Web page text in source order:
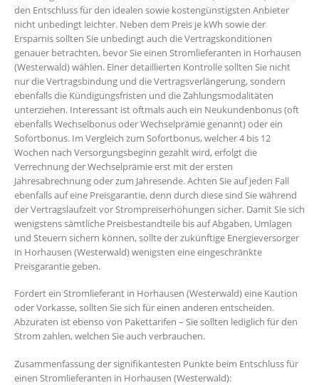
den Entschluss für den idealen sowie kostengünstigsten Anbieter
nicht unbedingt leichter. Neben dem Preis je kWh sowie der
Ersparnis sollten Sie unbedingt auch die Vertragskonditionen
genauer betrachten, bevor Sie einen Stromlieferanten in Horhausen
(Westerwald) wählen. Einer detaillierten Kontrolle sollten Sie nicht
nur die Vertragsbindung und die Vertragsverlängerung, sondern
ebenfalls die Kündigungsfristen und die Zahlungsmodalitäten
unterziehen. Interessant ist oftmals auch ein Neukundenbonus (oft
ebenfalls Wechselbonus oder Wechselprämie genannt) oder ein
Sofortbonus. Im Vergleich zum Sofortbonus, welcher 4 bis 12
Wochen nach Versorgungsbeginn gezahlt wird, erfolgt die
Verrechnung der Wechselprämie erst mit der ersten
Jahresabrechnung oder zum Jahresende. Achten Sie auf jeden Fall
ebenfalls auf eine Preisgarantie, denn durch diese sind Sie während
der Vertragslaufzeit vor Strompreiserhöhungen sicher. Damit Sie sich
wenigstens sämtliche Preisbestandteile bis auf Abgaben, Umlagen
und Steuern sichern können, sollte der zukünftige Energieversorger
in Horhausen (Westerwald) wenigsten eine eingeschränkte
Preisgarantie geben.
Fordert ein Stromlieferant in Horhausen (Westerwald) eine Kaution
oder Vorkasse, sollten Sie sich für einen anderen entscheiden.
Abzuraten ist ebenso von Pakettarifen – Sie sollten lediglich für den
Strom zahlen, welchen Sie auch verbrauchen.
Zusammenfassung der signifikantesten Punkte beim Entschluss für
einen Stromlieferanten in Horhausen (Westerwald):